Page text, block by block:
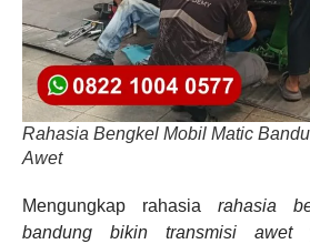
Rahasia Bengkel Mobil Matic
Awet
Mengungkap rahasia rahasia
bandung bikin transmisi awet